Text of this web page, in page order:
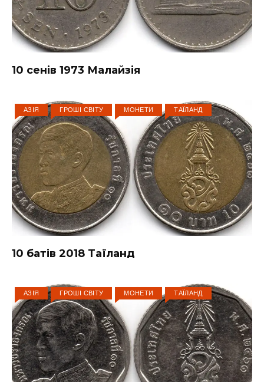
10 сенів 1973 Малайзія
АЗІЯ ГРОШІ СВІТУ МОНЕТИ ТАЇЛАНД
10 батів 2018 Таїланд
АЗІЯ ГРОШІ СВІТУ МОНЕТИ ТАЇЛАНД